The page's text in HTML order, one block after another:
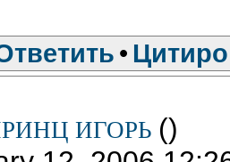
•
ИГОРЬ ()